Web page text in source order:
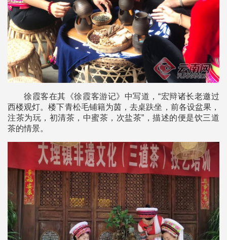
徐霞客在其《徐霞客游记》中写道，“宏辩诸长老邀过
西楼观灯。楼下青松毛铺籍为茵，去桌趺坐，前各设盆果，
注茶为玩，初清茶，中蜜茶，次盐茶”，描述的便是饮三道
茶的情景。